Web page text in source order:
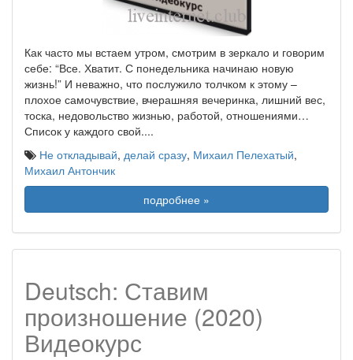
Как часто мы встаем утром, смотрим в зеркало и говорим
себе: “Все. Хватит. С понедельника начинаю новую
жизнь!” И неважно, что послужило толчком к этому –
плохое самочувствие, вчерашняя вечеринка, лишний вес,
тоска, недовольство жизнью, работой, отношениями…
Список у каждого свой....
Не откладывай, делай сразу, Михаил Пелехатый,
Михаил Антончик
подробнее »
Deutsch: Ставим
произношение (2020)
Видеокурс